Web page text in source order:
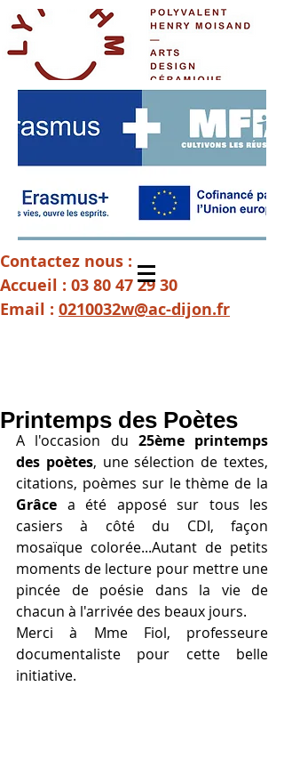
Contactez nous :
Accueil : 03 80 47 29 30
Email : 0210032w@ac-dijon.fr
Printemps des Poètes
A l'occasion du 25ème printemps
des poètes, une sélection de textes,
citations, poèmes sur le thème de la
Grâce a été apposé sur tous les
casiers à côté du CDI, façon
mosaïque colorée...Autant de petits
moments de lecture pour mettre une
pincée de poésie dans la vie de
chacun à l'arrivée des beaux jours.
Merci à Mme Fiol, professeure
documentaliste pour cette belle
initiative.